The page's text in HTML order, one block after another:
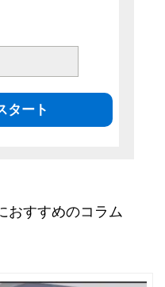
おすすめのコラム